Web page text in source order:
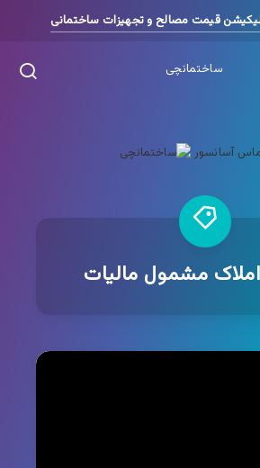
قیمت مصالح و تجهیزات ساختمانی
مشمول مالیات